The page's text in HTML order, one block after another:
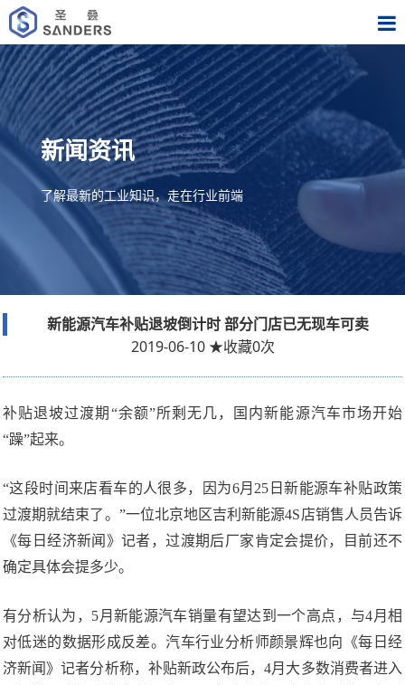
新闻资讯
了解最新的工业知识，走在行业前端
新能源汽车补贴退坡倒计时 部分门店已无现车可卖
2019-06-10 ★收藏0次
补贴退坡过渡期“余额”所剩无几，国内新能源汽车市场开始
“躁”起来。
“这段时间来店看车的人很多，因为6月25日新能源车补贴政策
过渡期就结束了。”一位北京地区吉利新能源4S店销售人员告诉
《每日经济新闻》记者，过渡期后厂家肯定会提价，目前还不
确定具体会提多少。
有分析认为，5月新能源汽车销量有望达到一个高点，与4月相
对低迷的数据形成反差。汽车行业分析师颜景辉也向《每日经
济新闻》记者分析称，补贴新政公布后，4月大多数消费者进入